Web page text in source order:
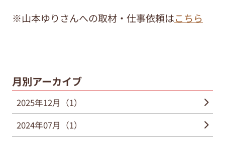
※山本ゆりさんへの取材・仕事依頼はこちら
月別アーカイブ
2025年12月（1）
2024年07月（1）